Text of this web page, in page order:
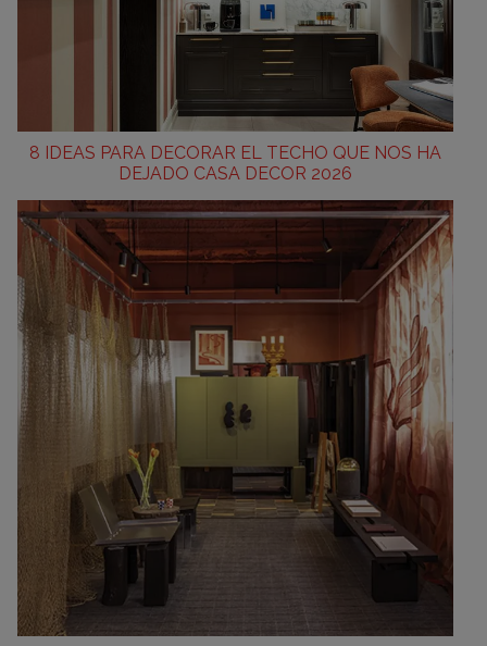
8 IDEAS PARA DECORAR EL TECHO QUE NOS HA
DEJADO CASA DECOR 2026